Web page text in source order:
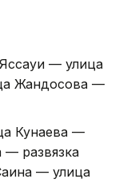
— улица
Жандосова —
Кунаева —
развязка
— улица